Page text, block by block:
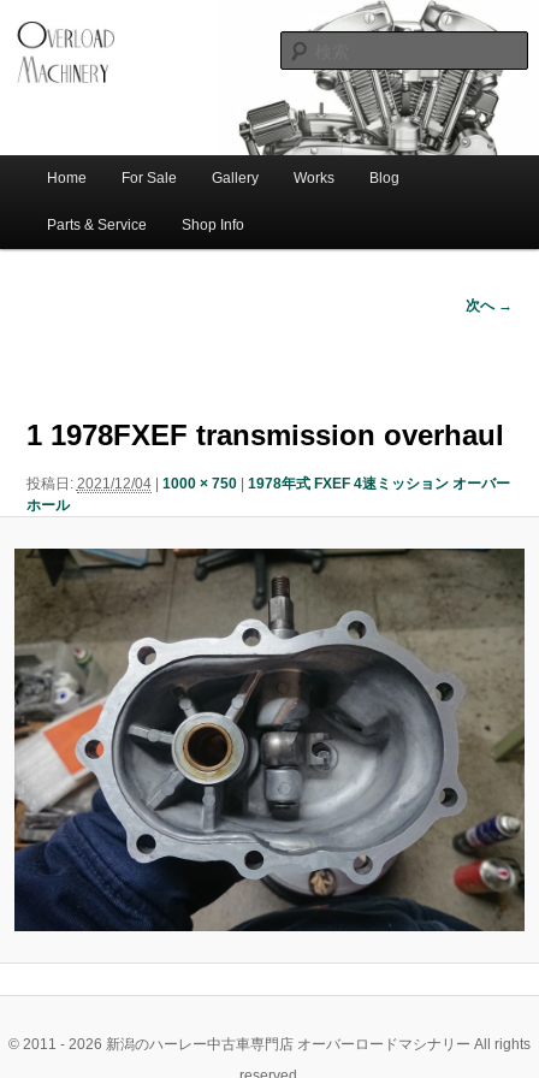
新潟のハー
レー中古車
バーロード
ショベル・アイアンスポーツ・エボビッグツイン＆スポーツスターなどを取
り扱う中古ハーレー専門店。整備・修理・カスタムまで一貫対応します。
ン
メ
イ
ン
テ
ン
ツ
へ
移
動
サ
ブ
テ
ン
ツ
へ
移
動
Home For Sale Gallery Works Blog
Parts & Service Shop Info
ゲ
ー
シ
ン
次へ →
1 1978FXEF transmission overhaul
投稿日: 2021/12/04| 1000 × 750| 1978年式 FXEF 4速ミッション オーバー
ホール
© 2011 - 2026 新潟のハーレー中古車専門店 オーバーロードマシナリー All rights